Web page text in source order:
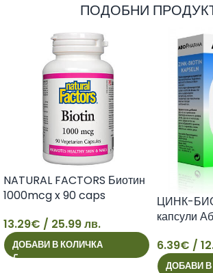
ПОДОБНИ
13
NATURAL FACTORS Биотин
1000mcg x 90 caps
13.29€ / 25.99 лв.
ДОБАВИ В КОЛИЧКА
6
ЦИНК-
капсули
6.39€ /
ДОБАВИ